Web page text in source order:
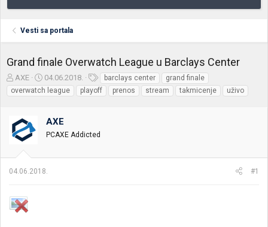
Vesti sa portala
Grand finale Overwatch League u Barclays Center
Z
a
č
t
n
e
e
AXE
D
a
t
m
p
e
04.06.2018.
z
n
e
barclays center
grand finale
overwatch league
playoff prenos stream takmicenje uživo
AXE
PCAXE Addicted
04.06.2018. #1